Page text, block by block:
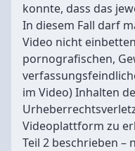
konnte, dass das
In diesem Fall darf
Video nicht
pornografischen,
im Video) Inhalten
Videoplattform zu
Teil 2 beschrieben –